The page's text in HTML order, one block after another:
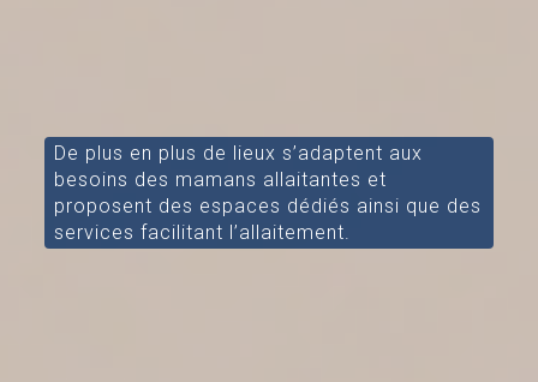
De plus en plus de lieux s’adaptent aux
besoins des mamans allaitantes et
proposent des espaces dédiés ainsi que des
services facilitant l’allaitement.